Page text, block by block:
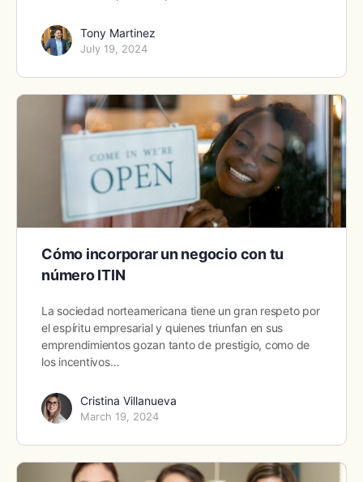
Tony Martinez
July 19, 2024
Cómo incorporar un negocio con tu
número ITIN
La sociedad norteamericana tiene un gran respeto por
el espíritu empresarial y quienes triunfan en sus
emprendimientos gozan tanto de prestigio, como de
los incentivos…
Cristina Villanueva
March 19, 2024